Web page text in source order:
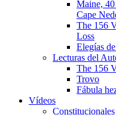
Maine,
Cape
The 156
Loss
Elegías
Lecturas del
The 156
Trovo
Fábula
Vídeos
Constitucionales